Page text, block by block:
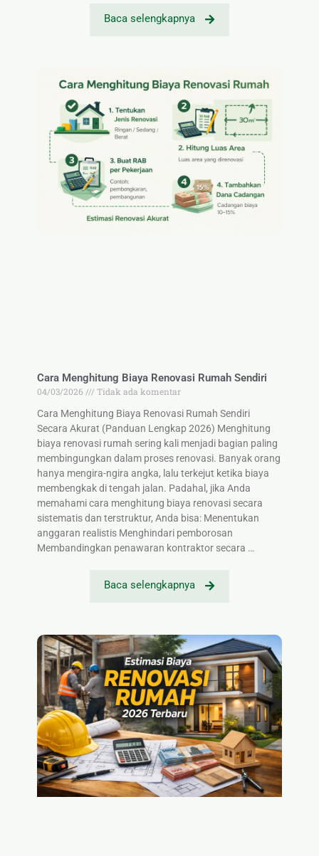
Baca selengkapnya
Cara Menghitung Biaya Renovasi Rumah Sendiri
04/03/2026
Tidak ada komentar
Cara Menghitung Biaya Renovasi Rumah Sendiri
Secara Akurat (Panduan Lengkap 2026) Menghitung
biaya renovasi rumah sering kali menjadi bagian paling
membingungkan dalam proses renovasi. Banyak orang
hanya mengira-ngira angka, lalu terkejut ketika biaya
membengkak di tengah jalan. Padahal, jika Anda
memahami cara menghitung biaya renovasi secara
sistematis dan terstruktur, Anda bisa: Menentukan
anggaran realistis Menghindari pemborosan
Membandingkan penawaran kontraktor secara …
Baca selengkapnya